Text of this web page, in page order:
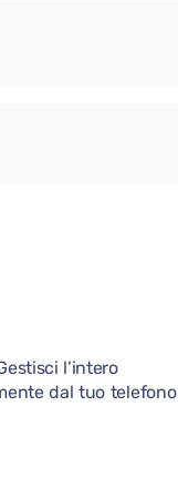
l’intero
dal tuo telefono